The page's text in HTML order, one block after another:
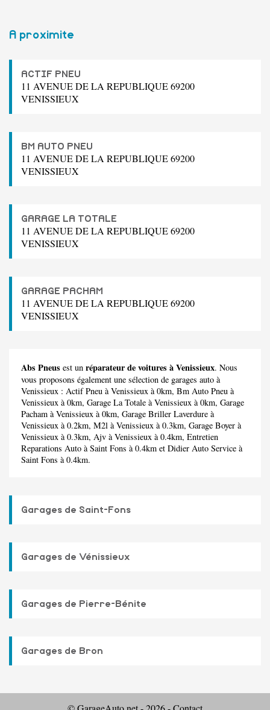
A proximite
ACTIF PNEU
11 AVENUE DE LA REPUBLIQUE 69200
VENISSIEUX
BM AUTO PNEU
11 AVENUE DE LA REPUBLIQUE 69200
VENISSIEUX
GARAGE LA TOTALE
11 AVENUE DE LA REPUBLIQUE 69200
VENISSIEUX
GARAGE PACHAM
11 AVENUE DE LA REPUBLIQUE 69200
VENISSIEUX
Abs Pneus est un réparateur de voitures à Venissieux. Nous
vous proposons également une sélection de garages auto à
Venissieux : Actif Pneu à Venissieux à 0km, Bm Auto Pneu à
Venissieux à 0km, Garage La Totale à Venissieux à 0km, Garage
Pacham à Venissieux à 0km, Garage Briller Laverdure à
Venissieux à 0.2km, M2l à Venissieux à 0.3km, Garage Boyer à
Venissieux à 0.3km, Ajv à Venissieux à 0.4km, Entretien
Reparations Auto à Saint Fons à 0.4km et Didier Auto Service à
Saint Fons à 0.4km.
Garages de Saint-Fons
Garages de Vénissieux
Garages de Pierre-Bénite
Garages de Bron